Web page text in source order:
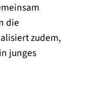
die
zudem,
junges